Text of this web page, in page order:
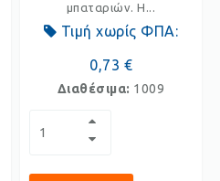
μπαταριών. Η...
Τιμή χωρίς ΦΠΑ:
0,73 €
Διαθέσιμα: 1009